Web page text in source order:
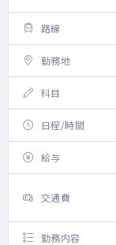
路線
勤務地
科目
日程/時間
給与
交通費
勤務内容